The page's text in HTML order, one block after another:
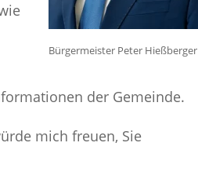
Bürgermeister Peter Hießberger
der Gemeinde.
mich freuen, Sie